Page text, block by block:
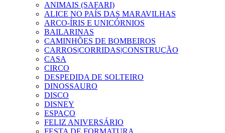
ANIMAIS (SAFARI)
ALICE NO PAÍS DAS MARAVILHAS
ARCO-ÍRIS E UNICÓRNIOS
BAILARINAS
CAMINHÕES DE BOMBEIROS
CARROS|CORRIDAS|CONSTRUÇÃO
CASA
CIRCO
DESPEDIDA DE SOLTEIRO
DINOSSAURO
DISCO
DISNEY
ESPAÇO
FELIZ ANIVERSÁRIO
FESTA DE FORMATURA